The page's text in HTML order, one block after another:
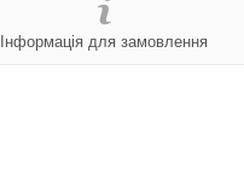
Інформація для замовлення